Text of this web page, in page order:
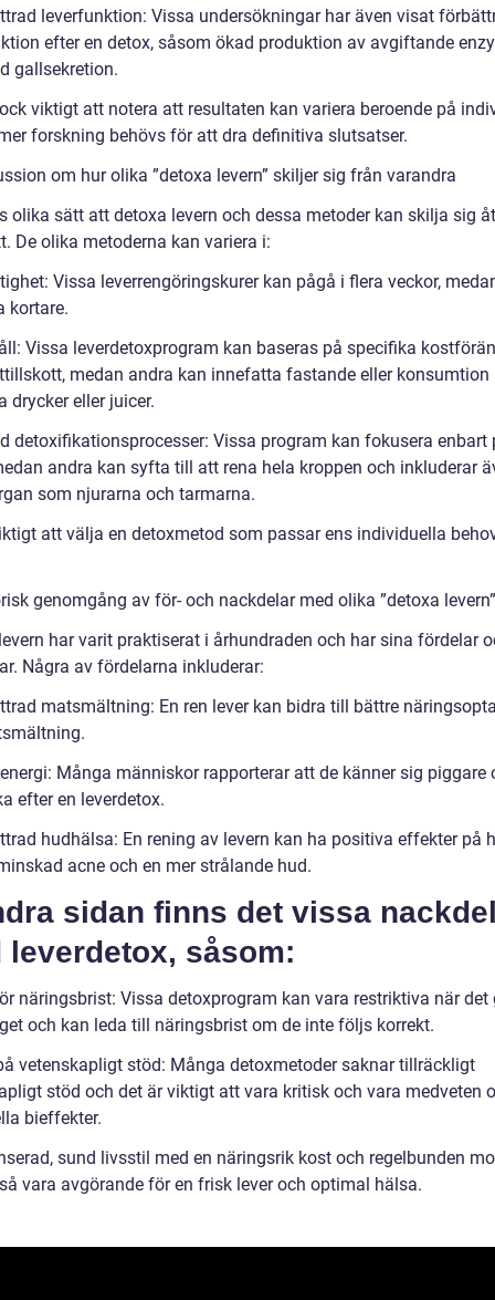
leverfunktion: Vissa undersökningar har även visat
efter en detox, såsom ökad produktion av avgiftande
gallsekretion.
viktigt att notera att resultaten kan variera beroende på
forskning behövs för att dra definitiva slutsatser.
om hur olika ”detoxa levern” skiljer sig från varandra
olika sätt att detoxa levern och dessa metoder kan skilja sig
De olika metoderna kan variera i:
Vissa leverrengöringskurer kan pågå i flera veckor,
kortare.
Vissa leverdetoxprogram kan baseras på specifika
medan andra kan innefatta fastande eller konsumtion
drycker eller juicer.
detoxifikationsprocesser: Vissa program kan fokusera enbart
andra kan syfta till att rena hela kroppen och inkluderar
som njurarna och tarmarna.
att välja en detoxmetod som passar ens individuella
genomgång av för- och nackdelar med olika ”detoxa levern”
har varit praktiserat i århundraden och har sina fördelar
Några av fördelarna inkluderar:
matsmältning: En ren lever kan bidra till bättre
Många människor rapporterar att de känner sig piggare
efter en leverdetox.
hudhälsa: En rening av levern kan ha positiva effekter på
acne och en mer strålande hud.
sidan finns det vissa
leverdetox, såsom:
näringsbrist: Vissa detoxprogram kan vara restriktiva när det
och kan leda till näringsbrist om de inte följs korrekt.
vetenskapligt stöd: Många detoxmetoder saknar tillräckligt
stöd och det är viktigt att vara kritisk och vara medveten
bieffekter.
sund livsstil med en näringsrik kost och regelbunden
vara avgörande för en frisk lever och optimal hälsa.